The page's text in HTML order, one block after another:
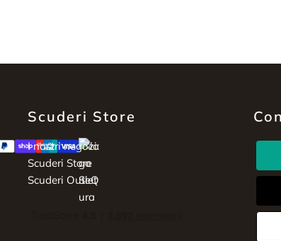
Scuderi Store
I nostri negozi:
Scuderi Store
Scuderi Outlet